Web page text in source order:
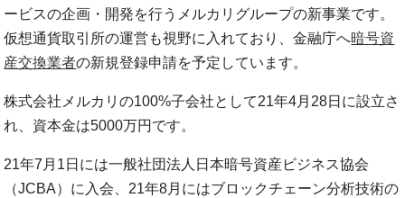
ービスの企画・開発を行うメルカリグループの新事業です。
仮想通貨取引所の運営も視野に入れており、金融庁へ暗号資
産交換業者の新規登録申請を予定しています。
株式会社メルカリの100%子会社として21年4月28日に設立さ
れ、資本金は5000万円です。
21年7月1日には一般社団法人日本暗号資産ビジネス協会
（JCBA）に入会、21年8月にはブロックチェーン分析技術の